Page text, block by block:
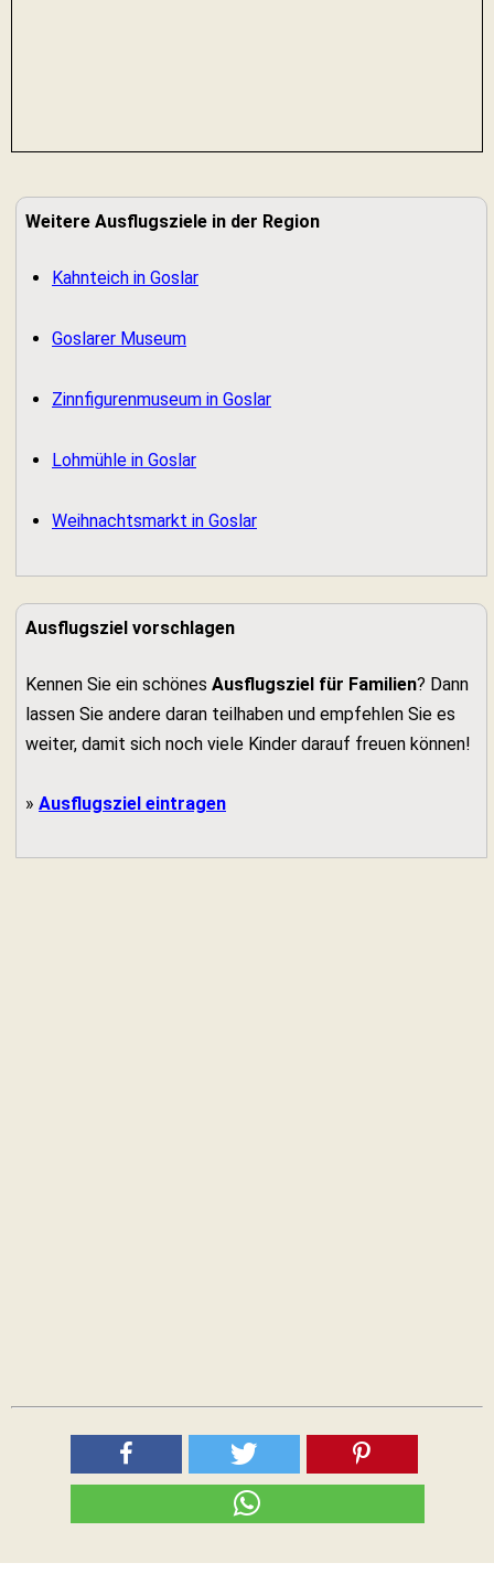
Weitere Ausflugsziele in der Region
Kahnteich in Goslar
Goslarer Museum
Zinnfigurenmuseum in Goslar
Lohmühle in Goslar
Weihnachtsmarkt in Goslar
Ausflugsziel vorschlagen
Kennen Sie ein schönes Ausflugsziel für Familien? Dann
lassen Sie andere daran teilhaben und empfehlen Sie es
weiter, damit sich noch viele Kinder darauf freuen können!
» Ausflugsziel eintragen